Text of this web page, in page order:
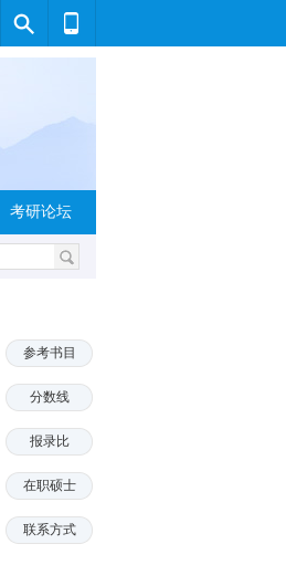
考研论坛
参考书目
分数线
报录比
在职硕士
联系方式